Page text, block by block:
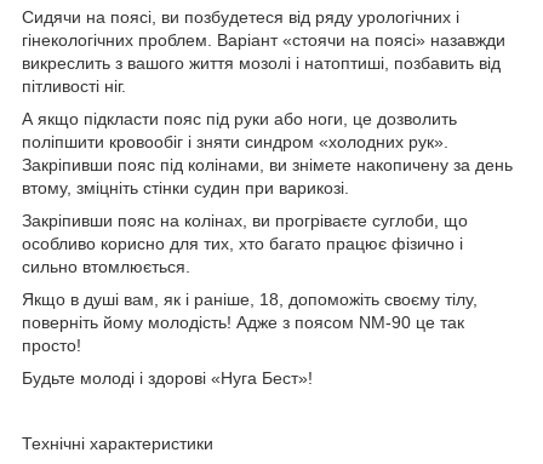
Сидячи на поясі, ви позбудетеся від ряду урологічних і
гінекологічних проблем. Варіант «стоячи на поясі» назавжди
викреслить з вашого життя мозолі і натоптиші, позбавить від
пітливості ніг.
А якщо підкласти пояс під руки або ноги, це дозволить
поліпшити кровообіг і зняти синдром «холодних рук».
Закріпивши пояс під колінами, ви знімете накопичену за день
втому, зміцніть стінки судин при варикозі.
Закріпивши пояс на колінах, ви прогріваєте суглоби, що
особливо корисно для тих, хто багато працює фізично і
сильно втомлюється.
Якщо в душі вам, як і раніше, 18, допоможіть своєму тілу,
поверніть йому молодість! Адже з поясом NM-90 це так
просто!
Будьте молоді і здорові «Нуга Бест»!
Технічні характеристики